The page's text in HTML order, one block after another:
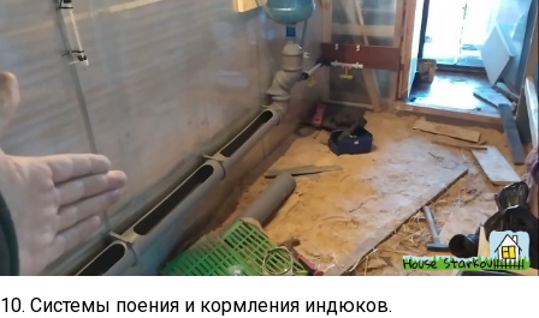
10. Системы поения и кормления индюков.